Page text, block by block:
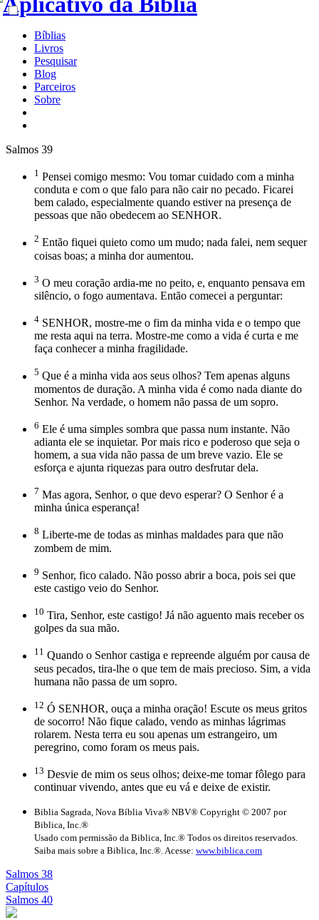
Bíblias
Livros
Pesquisar
Blog
Parceiros
Sobre
Salmos 39
1 Pensei comigo mesmo: Vou tomar cuidado com a minha
conduta e com o que falo para não cair no pecado. Ficarei
bem calado, especialmente quando estiver na presença de
pessoas que não obedecem ao SENHOR.
2 Então fiquei quieto como um mudo; nada falei, nem sequer
coisas boas; a minha dor aumentou.
3 O meu coração ardia-me no peito, e, enquanto pensava em
silêncio, o fogo aumentava. Então comecei a perguntar:
4 SENHOR, mostre-me o fim da minha vida e o tempo que
me resta aqui na terra. Mostre-me como a vida é curta e me
faça conhecer a minha fragilidade.
5 Que é a minha vida aos seus olhos? Tem apenas alguns
momentos de duração. A minha vida é como nada diante do
Senhor. Na verdade, o homem não passa de um sopro.
6 Ele é uma simples sombra que passa num instante. Não
adianta ele se inquietar. Por mais rico e poderoso que seja o
homem, a sua vida não passa de um breve vazio. Ele se
esforça e ajunta riquezas para outro desfrutar dela.
7 Mas agora, Senhor, o que devo esperar? O Senhor é a
minha única esperança!
8 Liberte-me de todas as minhas maldades para que não
zombem de mim.
9 Senhor, fico calado. Não posso abrir a boca, pois sei que
este castigo veio do Senhor.
10 Tira, Senhor, este castigo! Já não aguento mais receber os
golpes da sua mão.
11 Quando o Senhor castiga e repreende alguém por causa de
seus pecados, tira-lhe o que tem de mais precioso. Sim, a vida
humana não passa de um sopro.
12 Ó SENHOR, ouça a minha oração! Escute os meus gritos
de socorro! Não fique calado, vendo as minhas lágrimas
rolarem. Nesta terra eu sou apenas um estrangeiro, um
peregrino, como foram os meus pais.
13 Desvie de mim os seus olhos; deixe-me tomar fôlego para
continuar vivendo, antes que eu vá e deixe de existir.
Biblia Sagrada, Nova Bíblia Viva® NBV® Copyright © 2007 por
Biblica, Inc.®
Usado com permissão da Biblica, Inc.® Todos os direitos reservados.
Saiba mais sobre a Biblica, Inc.®. Acesse: www.biblica.com
Salmos 38
Capítulos
Salmos 40